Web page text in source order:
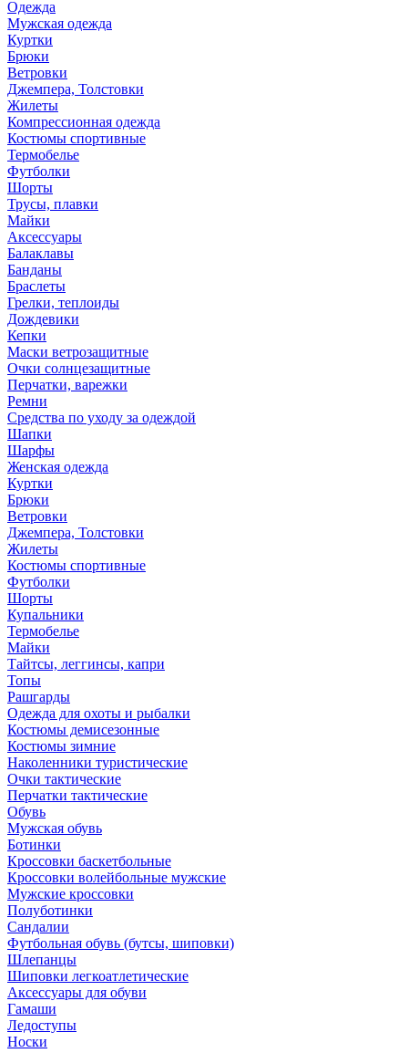
Одежда
Мужская одежда
Куртки
Брюки
Ветровки
Джемпера, Толстовки
Жилеты
Компрессионная одежда
Костюмы спортивные
Термобелье
Футболки
Шорты
Трусы, плавки
Майки
Аксессуары
Балаклавы
Банданы
Браслеты
Грелки, теплоиды
Дождевики
Кепки
Маски ветрозащитные
Очки солнцезащитные
Перчатки, варежки
Ремни
Средства по уходу за одеждой
Шапки
Шарфы
Женская одежда
Куртки
Брюки
Ветровки
Джемпера, Толстовки
Жилеты
Костюмы спортивные
Футболки
Шорты
Купальники
Термобелье
Майки
Тайтсы, леггинсы, капри
Топы
Рашгарды
Одежда для охоты и рыбалки
Костюмы демисезонные
Костюмы зимние
Наколенники туристические
Очки тактические
Перчатки тактические
Обувь
Мужская обувь
Ботинки
Кроссовки баскетбольные
Кроссовки волейбольные мужские
Мужские кроссовки
Полуботинки
Сандалии
Футбольная обувь (бутсы, шиповки)
Шлепанцы
Шиповки легкоатлетические
Аксессуары для обуви
Гамаши
Ледоступы
Носки